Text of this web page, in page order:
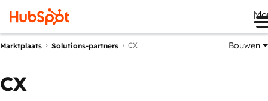
Marktplaats Solutions-partners CX Bouwen
CX